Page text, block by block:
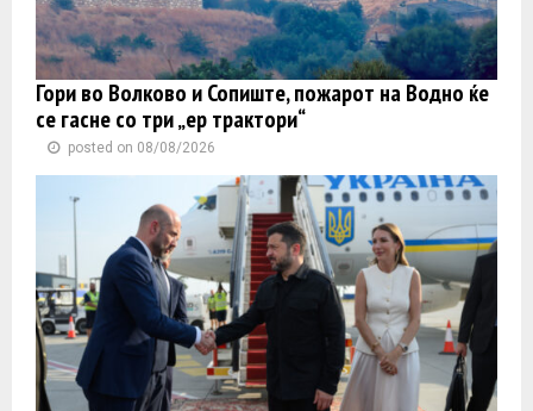
Гори во Волково и Сопиште, пожарот на Водно ќе
се гасне со три „ер трактори“
posted on 08/08/2026